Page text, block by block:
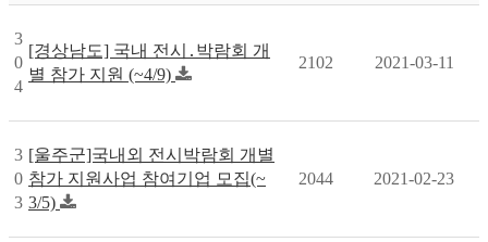
3
0
4
[경상남도] 국내 전시․박람회 개
별 참가 지원 (~4/9)
2102 2021-03-11
3
0
3
[울주군]국내외 전시박람회 개별
참가 지원사업 참여기업 모집(~
3/5)
2044 2021-02-23